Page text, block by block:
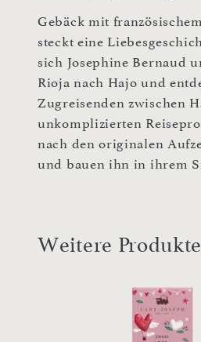
Gebäck mit
steckt eine
sich Josephine Bernaud
Rioja nach Hajo und
Zugreisenden zwischen
unkomplizierten
nach den originalen
und bauen ihn in ihrem
Weitere